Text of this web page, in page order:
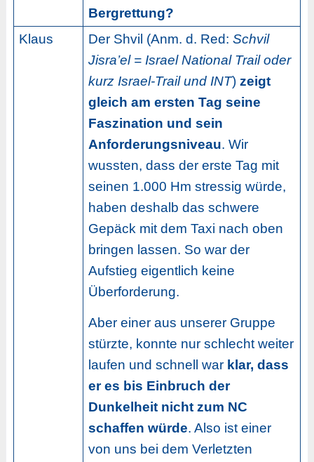
Bergrettung?
Klaus
Der Shvil (Anm. d. Red:Schvil
Jisra’el = Israel National Trail oder
kurz Israel-Trail und INT)zeigt
gleich am ersten Tag seine
Faszination und sein
Anforderungsniveau. Wir
wussten, dass der erste Tag mit
seinen 1.000 Hm stressig würde,
haben deshalb das schwere
Gepäck mit dem Taxi nach oben
bringen lassen. So war der
Aufstieg eigentlich keine
Überforderung.
Aber einer aus unserer Gruppe
stürzte, konnte nur schlecht weiter
laufen und schnell war klar, dass
er es bis Einbruch der
Dunkelheit nicht zum NC
schaffen würde. Also ist einer
von uns bei dem Verletzten